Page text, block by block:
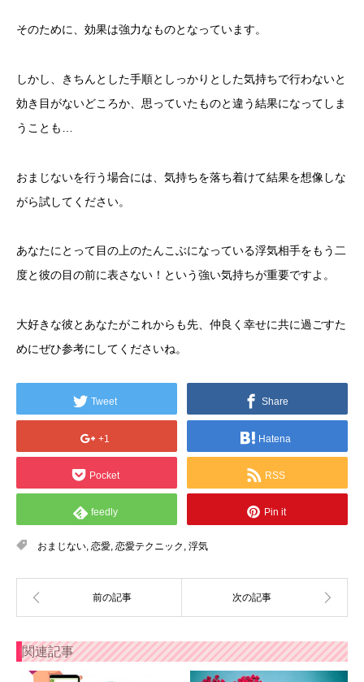
そのために、効果は強力なものとなっています。
しかし、きちんとした手順としっかりとした気持ちで行わないと
効き目がないどころか、思っていたものと違う結果になってしま
うことも…
おまじないを行う場合には、気持ちを落ち着けて結果を想像しな
がら試してください。
あなたにとって目の上のたんこぶになっている浮気相手をもう二
度と彼の目の前に表さない！という強い気持ちが重要ですよ。
大好きな彼とあなたがこれからも先、仲良く幸せに共に過ごすた
めにぜひ参考にしてくださいね。
Tweet Share
+1 Hatena
Pocket RSS
feedly Pin it
おまじない, 恋愛, 恋愛テクニック , 浮気
関連記事